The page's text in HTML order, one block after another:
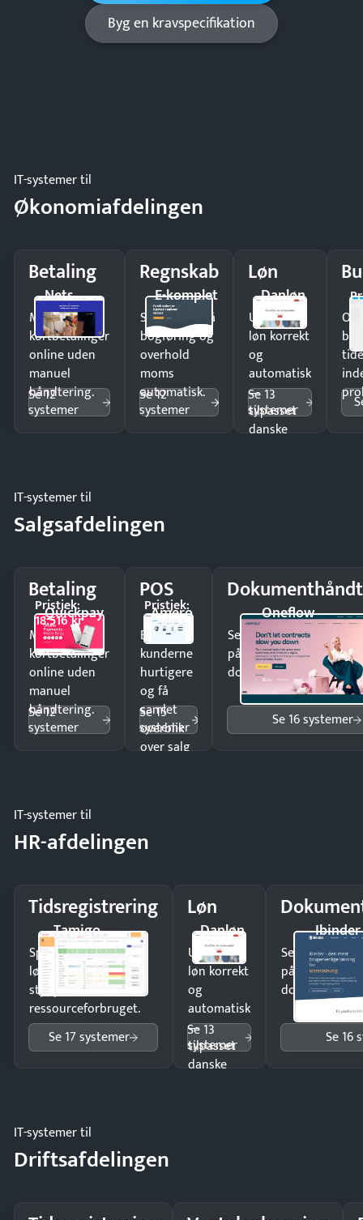
Byg en kravspecifikation
IT-systemer til
Økonomiafdelingen
Betaling
Nets
Modtag
kortbetalinger
online uden
manuel
håndtering.
Se 12
systemer
Regnskab
E-komplet
Spar timer på
bogføring og
overhold
moms
automatisk.
Se 12
systemer
Løn
Danløn
Udbetal
løn korrekt
og
automatisk
—
tilpasset
danske
Se 13
systemer
IT-systemer til
Salgsafdelingen
Betaling
Quickpay
Pristjek:
18.516 kr
Modtag
kortbetalinger
online uden
manuel
håndtering.
Se 12
systemer
POS
Amero
Pristjek:
4.788 kr
Ekspedér
kunderne
hurtigere
og få
samlet
overblik
over salg
Se 15
systemer
Oneflow
Send kontrakter til
på minutter og mist
dokumenter.
Se 16 systemer
IT-systemer til
HR-afdelingen
Tidsregistrering
Tamigo
Spar tid på
lønberegning og få
styr på
ressourceforbruget.
Se 17 systemer
Løn
Danløn
Udbetal
løn korrekt
og
automatisk
—
tilpasset
danske
Se 13
systemer
Ibinder
Send
på minutter
dokumenter.
Se 16
IT-systemer til
Driftsafdelingen